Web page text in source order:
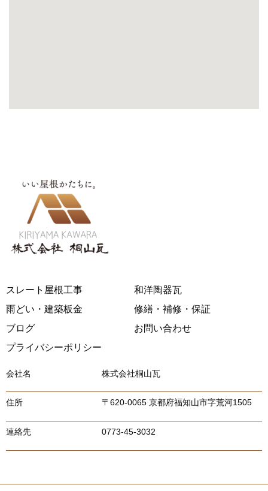
スレート屋根工事
和洋陶器瓦
雨どい・建築板金
修繕・補修・保証
ブログ
お問い合わせ
プライバシーポリシー
会社名 株式会社桐山瓦
住所 〒 620-0065 京都府福知山市字荒河1505
連絡先 0773-45-3032